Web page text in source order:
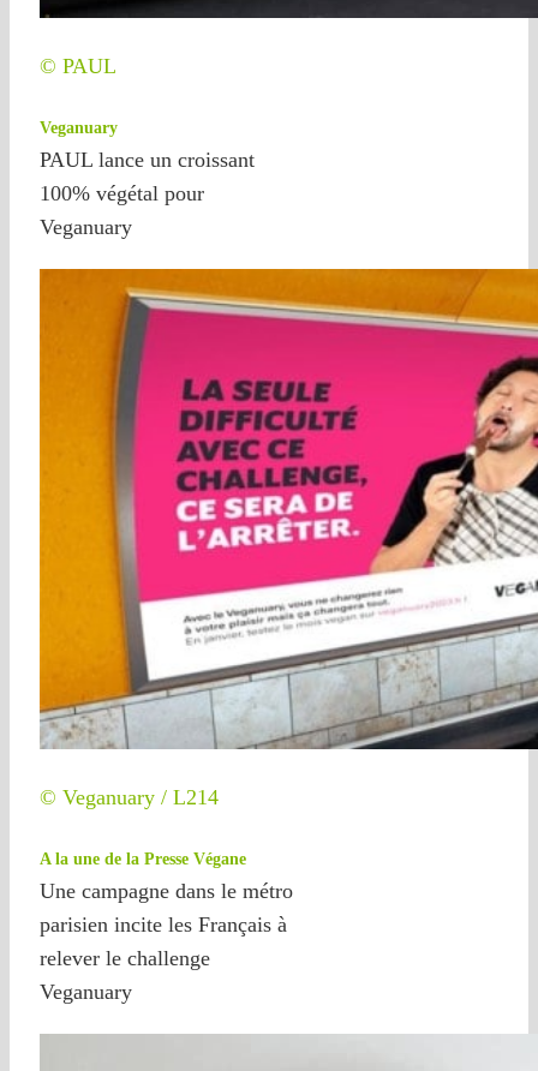
© PAUL
Veganuary
PAUL lance un croissant
100% végétal pour
Veganuary
© Veganuary / L214
A la une de la Presse Végane
Une campagne dans le métro
parisien incite les Français à
relever le challenge
Veganuary